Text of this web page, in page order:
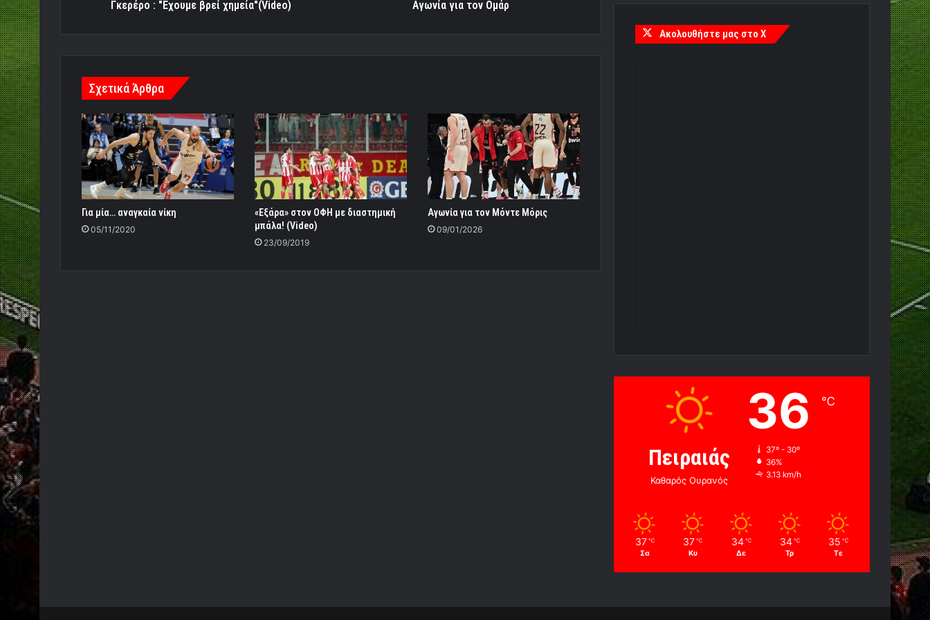
Γκερέρο : "Εχουμε βρεί χημεία"(Video) Αγωνία για τον Ομάρ
Σχετικά Άρθρα
Για μία… αναγκαία νίκη
05/11/2020
«Εξάρα» στον ΟΦΗ με διαστημική
μπάλα! (Video)
23/09/2019
Αγωνία για τον Μόντε Μόρις
09/01/2026
Ακολουθήστε μας στο X
Πειραιάς
Καθαρός Ουρανός
36 ℃
37º - 30º
36%
3.13 km/h
37 ℃
Σα
37 ℃
Κυ
34 ℃
Δε
34 ℃
Τρ
35 ℃
Τε